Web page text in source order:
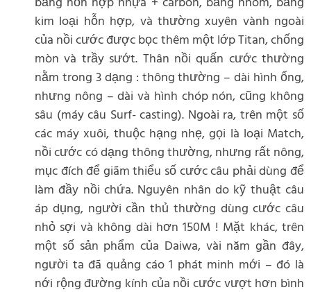
kim loại hỗn hợp, và thường xuyên vành ngoài
của nồi cước được bọc thêm một lớp Titan, chống
mòn và trầy sướt. Thân nồi quấn cước thường
nằm trong 3 dạng : thông thường – dài hình ống,
nhưng nông – dài và hình chóp nón, cũng không
sâu (máy câu Surf- casting). Ngoài ra, trên một số
các máy xuôi, thuộc hạng nhẹ, gọi là loại Match,
nồi cước có dạng thông thường, nhưng rất nông,
mục đích để giãm thiểu số cước câu phải dùng để
làm đầy nồi chứa. Nguyên nhân do kỹ thuật câu
áp dụng, người cần thủ thường dùng cước câu
nhỏ sợi và không dài hơn 150M ! Mặt khác, trên
một số sản phẩm của Daiwa, vài năm gần đây,
người ta đã quảng cáo 1 phát minh mới – đó là
nới rộng đường kính của nồi cước vượt hơn bình